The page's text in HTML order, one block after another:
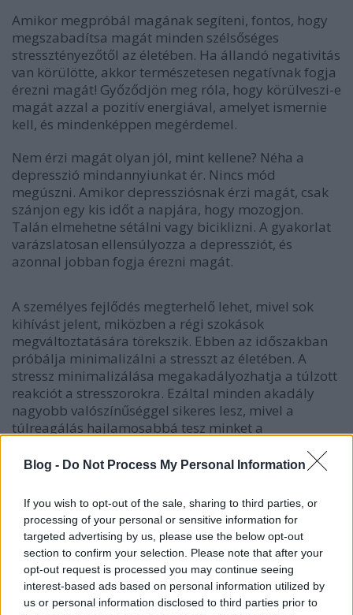
Blog - Do Not Process My Personal Information
If you wish to opt-out of the sale, sharing to third parties, or
processing of your personal or sensitive information for
targeted advertising by us, please use the below opt-out
section to confirm your selection. Please note that after your
opt-out request is processed you may continue seeing
interest-based ads based on personal information utilized by
us or personal information disclosed to third parties prior to
Amikor megpróbál magának segíteni, fontos, hogy
megszabadítsa magát minden szélsőséges
stressztényezőtől az életében. Ha állandó negativitás
van körülötte, akkor természetesen negatívnak fogja
érezni magát! Győződjön meg róla, hogy körülveszi-e
magát azzal a pozitív energiával, amelyet ismernie
kell, és mindenképpen megérdemel.
Nem érzi magát olyan jól, mint kellene? Néha a
depresszió mindannyiunkat ér. Nincs mód
megúszni. Amikor depressziósnak érzi magát, csak
szánjon egy kis időt a napjára, hogy mozogjon.
Talán elmehetne sétálni vagy biciklizni. A gyakorlat
varázslatosan ellensúlyozza a depressziót, és
azonnal jobban fogja érezni magát.
A személyes fejlődés megterhelő lehet, mivel sok
kihívást jelent, miközben a régi szokások
megváltoztatására törekszik. Ebben az időszakban
próbálja minimalizálni a stresszt az életében. A
stressz minimalizálása megakadályozhatja a túlzott
reakciót a stresszorokra. Ezáltal minden akadály
nagyobb valószínűséggel sikeres lesz, mivel a
túlreagálás hajlamosabbá tesz minket a
gyógyító erőt, amikor élvezi Isten teremtését.
Alkotása tanúskodik a nevéről, és a természetben
való lét nagyon megnyugtató és pihentető. Tegyen
egy természetjárást, napozzon a hátsó udvarban,
élvezze az úszást, járjon madárlesen; bármit is
választ, tegye bele ezt a tervébe.